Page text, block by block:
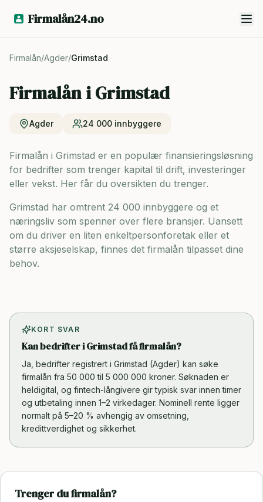
Firmalån24.no
Firmalån/Agder/Grimstad
Firmalån iGrimstad
Agder 24 000 innbyggere
Firmalån i Grimstad er en populær finansieringsløsning
for bedrifter som trenger kapital til drift, investeringer
eller vekst. Her får du oversikten du trenger.
Grimstad har omtrent 24 000 innbyggere og et
næringsliv som spenner over flere bransjer. Uansett
om du driver en liten enkeltpersonforetak eller et
større aksjeselskap, finnes det firmalån tilpasset dine
behov.
KORT SVAR
Kan bedrifter i Grimstad få firmalån?
Ja, bedrifter registrert i Grimstad (Agder) kan søke
firmalån fra 50 000 til 5 000 000 kroner. Søknaden er
heldigital, og fintech-långivere gir typisk svar innen timer
og utbetaling innen 1–2 virkedager. Nominell rente ligger
normalt på 5–20 % avhengig av omsetning,
kredittverdighet og sikkerhet.
Trenger du firmalån?